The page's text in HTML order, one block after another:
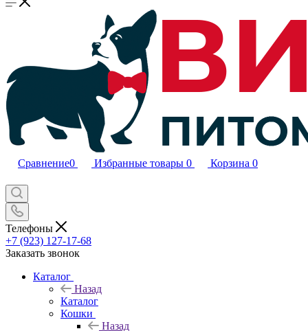
Сравнение0 Избранные товары 0 Корзина 0
Телефоны
+7 (923) 127-17-68
Заказать звонок
Каталог
Назад
Каталог
Кошки
Назад